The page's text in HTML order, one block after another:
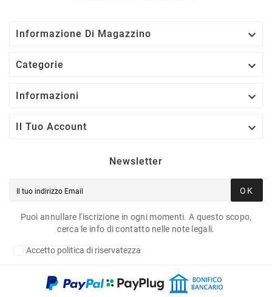
Informazione Di Magazzino 
Categorie 
Informazioni 
Il Tuo Account 
Newsletter
OK
Puoi annullare l'iscrizione in ogni momenti. A questo scopo,
cerca le info di contatto nelle note legali.
Accetto politica di riservatezza